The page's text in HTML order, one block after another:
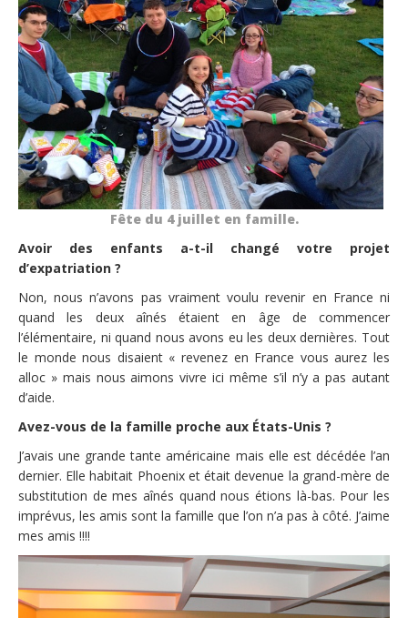
Fête du 4 juillet en famille.
Avoir des enfants a-t-il changé votre projet
d’expatriation ?
Non, nous n’avons pas vraiment voulu revenir en France ni
quand les deux aînés étaient en âge de commencer
l’élémentaire, ni quand nous avons eu les deux dernières. Tout
le monde nous disaient « revenez en France vous aurez les
alloc » mais nous aimons vivre ici même s’il n’y a pas autant
d’aide.
Avez-vous de la famille proche aux États-Unis ?
J’avais une grande tante américaine mais elle est décédée l’an
dernier. Elle habitait Phoenix et était devenue la grand-mère de
substitution de mes aînés quand nous étions là-bas. Pour les
imprévus, les amis sont la famille que l’on n’a pas à côté. J’aime
mes amis !!!!